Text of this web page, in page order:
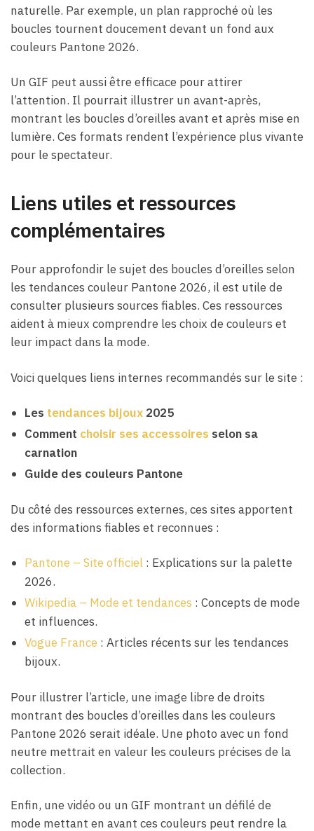
naturelle. Par exemple, un plan rapproché où les
boucles tournent doucement devant un fond aux
couleurs Pantone 2026.
Un GIF peut aussi être efficace pour attirer
l’attention. Il pourrait illustrer un avant-après,
montrant les boucles d’oreilles avant et après mise en
lumière. Ces formats rendent l’expérience plus vivante
pour le spectateur.
Liens utiles et ressources
complémentaires
Pour approfondir le sujet des boucles d’oreilles selon
les tendances couleur Pantone 2026, il est utile de
consulter plusieurs sources fiables. Ces ressources
aident à mieux comprendre les choix de couleurs et
leur impact dans la mode.
Voici quelques liens internes recommandés sur le site :
Les tendances bijoux 2025
Comment choisir ses accessoires selon sa
carnation
Guide des couleurs Pantone
Du côté des ressources externes, ces sites apportent
des informations fiables et reconnues :
Pantone – Site officiel : Explications sur la palette
2026.
Wikipedia – Mode et tendances : Concepts de mode
et influences.
Vogue France : Articles récents sur les tendances
bijoux.
Pour illustrer l’article, une image libre de droits
montrant des boucles d’oreilles dans les couleurs
Pantone 2026 serait idéale. Une photo avec un fond
neutre mettrait en valeur les couleurs précises de la
collection.
Enfin, une vidéo ou un GIF montrant un défilé de
mode mettant en avant ces couleurs peut rendre la